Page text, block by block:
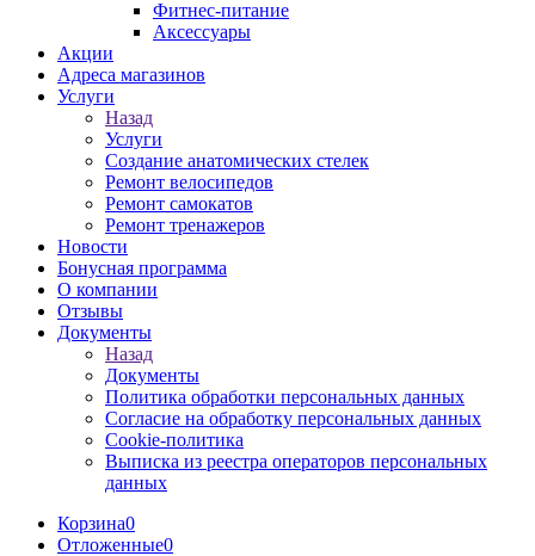
Фитнес-питание
Аксессуары
Акции
Адреса магазинов
Услуги
Назад
Услуги
Создание анатомических стелек
Ремонт велосипедов
Ремонт самокатов
Ремонт тренажеров
Новости
Бонусная программа
О компании
Отзывы
Документы
Назад
Документы
Политика обработки персональных данных
Согласие на обработку персональных данных
Cookie-политика
Выписка из реестра операторов персональных
данных
Корзина0
Отложенные0